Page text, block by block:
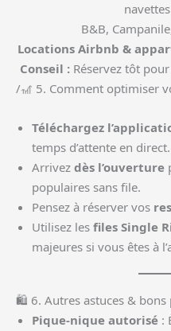
B&B,
Locations Airbnb &
Conseil :Réservez tôt
/🎢 5. Comment optimiser
Téléchargez
temps d’attente en direct.
Arrivez dès l’ouverture
populaires sans file.
Pensez à réserver vos
Utilisez les files Single
majeures si vous êtes à
🛍 6. Autres astuces & bons
Pique-nique autorisé :